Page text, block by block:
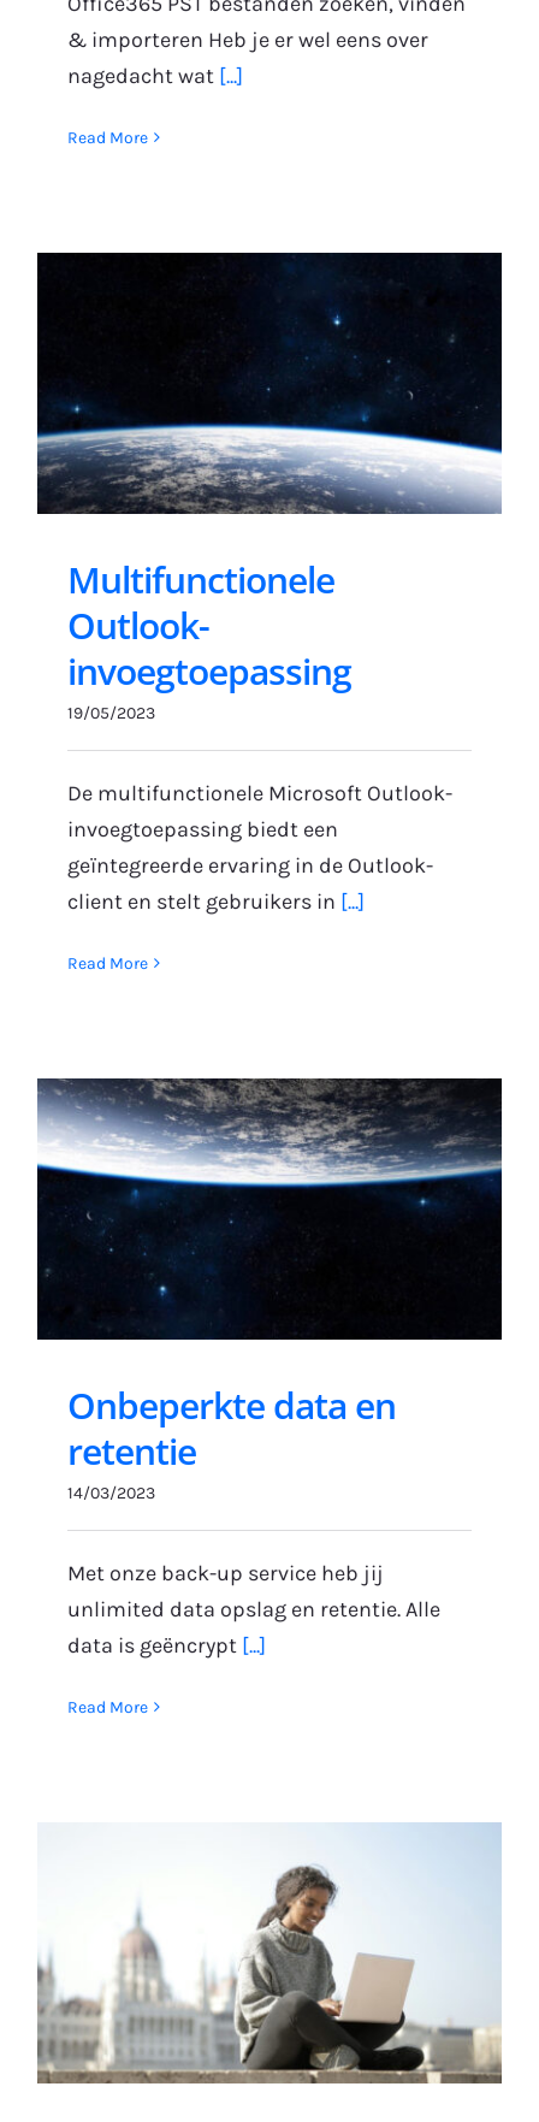
& importeren Heb je er wel eens over
nagedacht wat [...]
Read More
Multifunctionele
Outlook-
invoegtoepassing
19/05/2023
De multifunctionele Microsoft Outlook-
invoegtoepassing biedt een
geïntegreerde ervaring in de Outlook-
client en stelt gebruikers in [...]
Read More
Onbeperkte data en
retentie
14/03/2023
Met onze back-up service heb jij
unlimited data opslag en retentie. Alle
data is geëncrypt [...]
Read More